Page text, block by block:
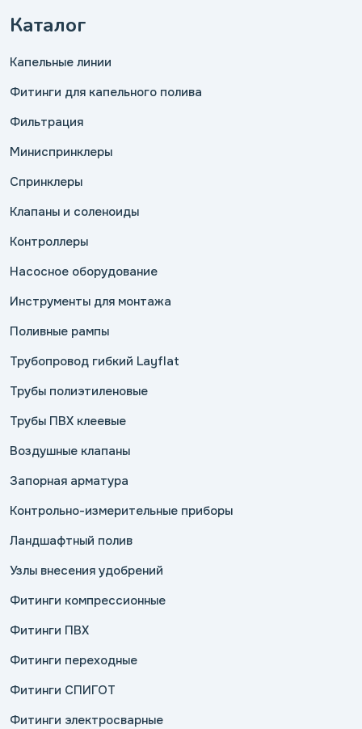
Каталог
Капельные линии
Фитинги для капельного полива
Фильтрация
Миниспринклеры
Спринклеры
Клапаны и соленоиды
Контроллеры
Насосное оборудование
Инструменты для монтажа
Поливные рампы
Трубопровод гибкий Layflat
Трубы полиэтиленовые
Трубы ПВХ клеевые
Воздушные клапаны
Запорная арматура
Контрольно-измерительные приборы
Ландшафтный полив
Узлы внесения удобрений
Фитинги компрессионные
Фитинги ПВХ
Фитинги переходные
Фитинги СПИГОТ
Фитинги электросварные